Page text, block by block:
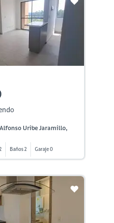
Uribe Jaramillo,
Baños 2 Garaje 0